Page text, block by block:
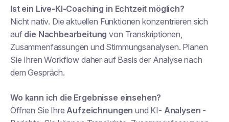
Ist ein Live-KI-Coaching in Echtzeit möglich?
Nicht nativ. Die aktuellen Funktionen konzentrieren sich
auf die Nachbearbeitung von Transkriptionen,
Zusammenfassungen und Stimmungsanalysen. Planen
Sie Ihren Workflow daher auf Basis der Analyse nach
dem Gespräch.
Wo kann ich die Ergebnisse einsehen?
Öffnen Sie IhreAufzeichnungen und KI- Analysen -